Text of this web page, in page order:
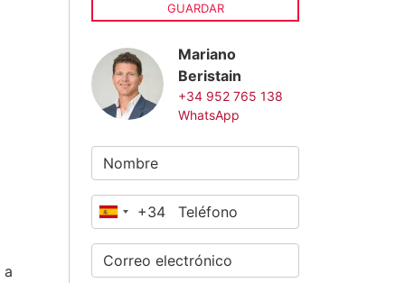
a
GUARDAR
Mariano
Beristain
+34 952 765 138
WhatsApp
España
+34